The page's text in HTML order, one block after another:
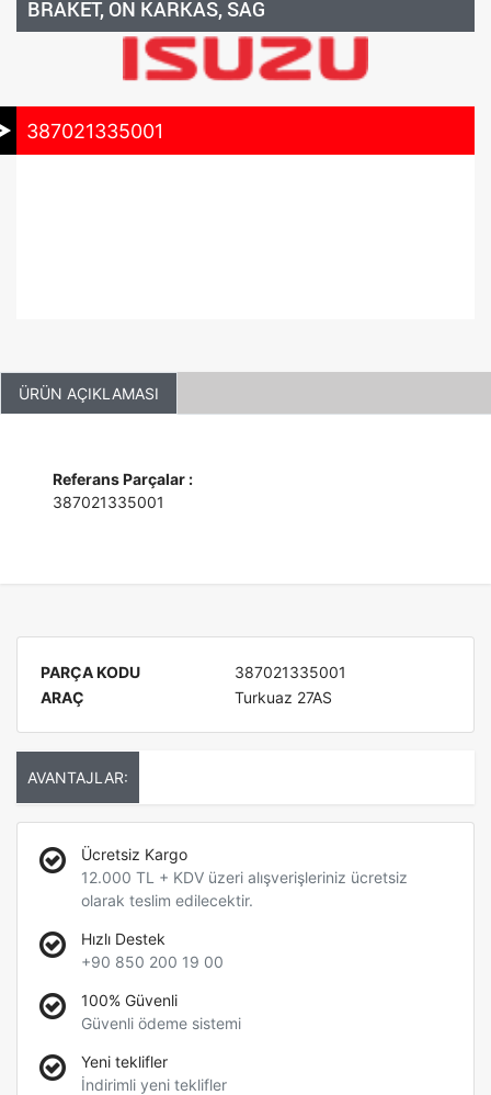
BRAKET, ON KARKAS, SAG
387021335001
ÜRÜN AÇIKLAMASI
Referans Parçalar :
387021335001
PARÇA KODU
387021335001
ARAÇ
Turkuaz 27AS
AVANTAJLAR:
Ücretsiz Kargo
12.000 TL + KDV üzeri alışverişleriniz ücretsiz
olarak teslim edilecektir.
Hızlı Destek
+90 850 200 19 00
100% Güvenli
Güvenli ödeme sistemi
Yeni teklifler
İndirimli yeni teklifler